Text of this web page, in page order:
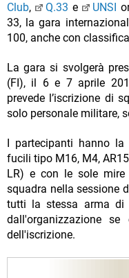
Club, Q.33 e UNSI
33, la gara
100, anche con
La gara si svolgerà
(FI), il 6 e 7 aprile
prevede l’iscrizione di
solo personale militare,
I partecipanti hanno
fucili tipo M16, M4,
LR) e con le sole mire
squadra nella sessione
tutti la stessa arma di
dall'organizzazione
dell'iscrizione.